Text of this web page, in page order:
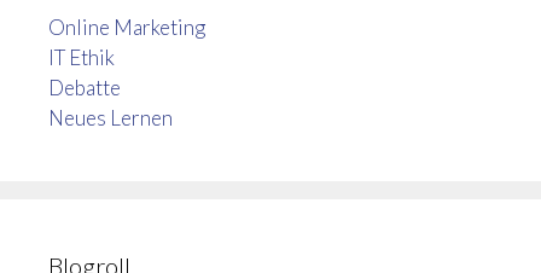
Online Marketing
IT Ethik
Debatte
Neues Lernen
Blogroll